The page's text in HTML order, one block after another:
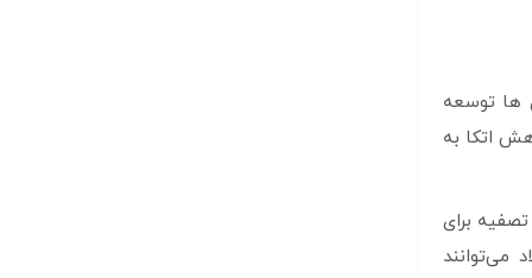
ها توسعه
اتکا به
برای
می‌توانند